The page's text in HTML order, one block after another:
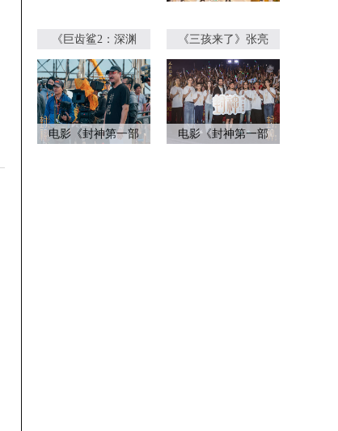
《巨齿鲨2：深渊 《三孩来了》张亮
电影《封神第一部 电影《封神第一部